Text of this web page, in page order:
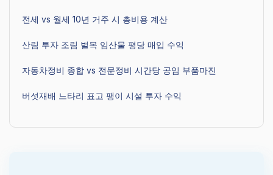
전세 vs 월세 10년 거주 시 총비용 계산
산림 투자 조림 벌목 임산물 평당 매입 수익
자동차정비 종합 vs 전문정비 시간당 공임 부품마진
버섯재배 느타리 표고 팽이 시설 투자 수익